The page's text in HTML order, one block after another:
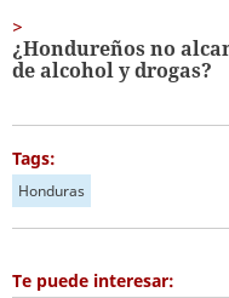
¿Hondureños no
de alcohol y drogas?
Tags:
Honduras
Te puede interesar: